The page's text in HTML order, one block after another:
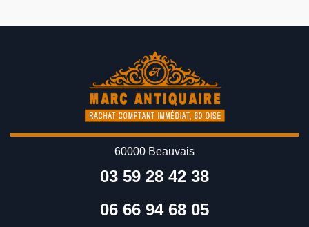
60000 Beauvais
03 59 28 42 38
06 66 94 68 05